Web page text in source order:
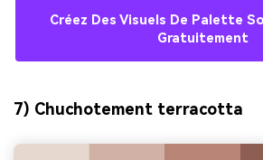
Créez Des Visuels De Palette
Gratuitement
7) Chuchotement terracotta